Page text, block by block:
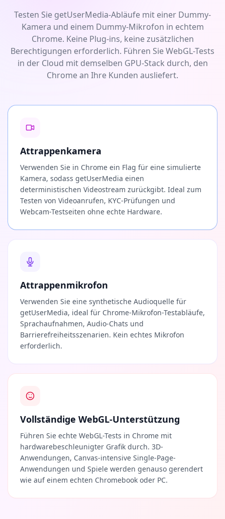
Testen Sie getUserMedia-Abläufe mit einer Dummy-
Kamera und einem Dummy-Mikrofon in echtem
Chrome. Keine Plug-ins, keine zusätzlichen
Berechtigungen erforderlich. Führen Sie WebGL-Tests
in der Cloud mit demselben GPU-Stack durch, den
Chrome an Ihre Kunden ausliefert.
Attrappenkamera
Verwenden Sie in Chrome ein Flag für eine simulierte
Kamera, sodass getUserMedia einen
deterministischen Videostream zurückgibt. Ideal zum
Testen von Videoanrufen, KYC-Prüfungen und
Webcam-Testseiten ohne echte Hardware.
Attrappenmikrofon
Verwenden Sie eine synthetische Audioquelle für
getUserMedia, ideal für Chrome-Mikrofon-Testabläufe,
Sprachaufnahmen, Audio-Chats und
Barrierefreiheitsszenarien. Kein echtes Mikrofon
erforderlich.
Vollständige WebGL-Unterstützung
Führen Sie echte WebGL-Tests in Chrome mit
hardwarebeschleunigter Grafik durch. 3D-
Anwendungen, Canvas-intensive Single-Page-
Anwendungen und Spiele werden genauso gerendert
wie auf einem echten Chromebook oder PC.